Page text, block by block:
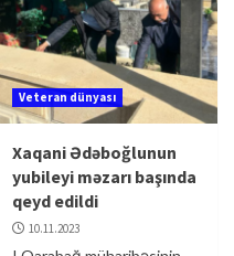
Veteran dünyası
Xaqani Ədəboğlunun
yubileyi məzarı başında
qeyd edildi
10.11.2023